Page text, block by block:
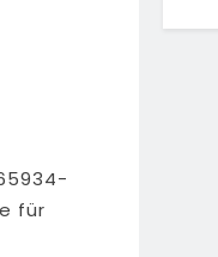
für